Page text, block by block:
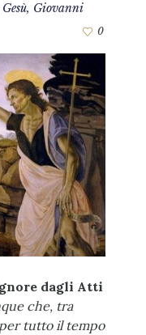
Gesù, Giovanni
0
dagli Atti
che, tra
tutto il tempo